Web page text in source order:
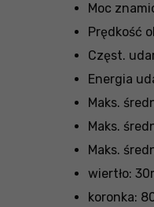
Moc
Prędkość
Częst.
Energia
Maks.
Maks.
Maks.
wiertło:
koronka: